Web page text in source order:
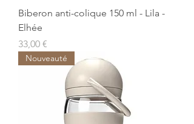
Biberon anti-colique 150 ml - Lila -
Elhée
Prix
33,00 €
Nouveauté